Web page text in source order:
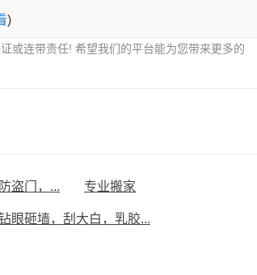
)
或连带责任! 希望我们的平台能为您带来更多的
盗门，... 专业搬家
眼砸墙，刮大白，乳胶...